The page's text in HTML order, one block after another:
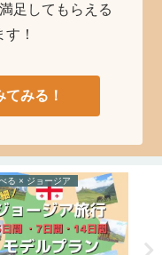
足してもらえる
！
みる！
る × ジョージア